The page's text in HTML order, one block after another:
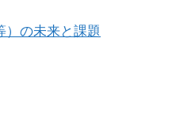
）の未来と課題